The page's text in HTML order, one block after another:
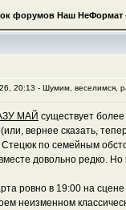
форумов Наш НеФормат
20:13 - Шумим, веселимся,
МАЙ существует
(или, вернее сказать,
по семейным
довольно редко.
ровно в 19:00 на
неизменном